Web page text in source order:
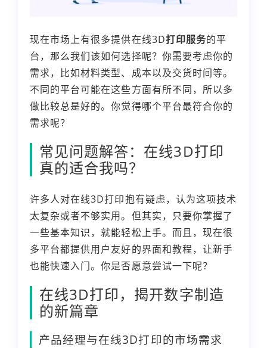
现在市场上有很多提供在线3D打印服务的平
台，那么我们该如何选择呢？你需要考虑你的
需求，比如材料类型、成本以及交货时间等。
不同的平台可能在这些方面有所不同，所以多
做比较总是好的。你觉得哪个平台最符合你的
需求呢？
常见问题解答：在线3D打印
真的适合我吗？
许多人对在线3D打印抱有疑虑，认为这项技术
太复杂或者不够实用。但其实，只要你掌握了
一些基本知识，就能轻松上手。而且，现在很
多平台都提供用户友好的界面和教程，让新手
也能快速入门。你是否愿意尝试一下呢？
在线3D打印，揭开数字制造
的新篇章
产品经理与在线3D打印的市场需求